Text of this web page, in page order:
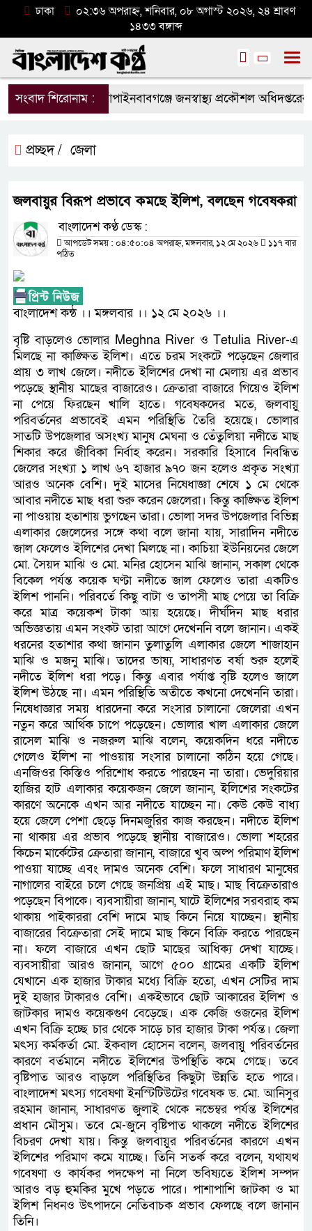
ঢাকা
০২:৩৬ অপরাহ্ন, শনিবার, ০৮ অগাস্ট ২০২৬, ২৪ শ্রাবণ
১৪৩৩ বঙ্গাব্দ
সংবাদ শিরোনাম :চাঁপাইনবাবগঞ্জে জনস্বাস্থ্য প্রকৌশল
প্রচ্ছদ / জেলা
জলবায়ুর বিরূপ প্রভাবে কমছে ইলিশ, বলছেন গবেষকরা
বাংলাদেশ কণ্ঠ ডেস্ক :
আপডেট সময় : ০৪:৫০:০৪ অপরাহ্ন, মঙ্গলবার, ১২ মে ২০২৬
১১৭ বার
পঠিত
বাংলাদেশ কন্ঠ ।। মঙ্গলবার ।। ১২ মে ২০২৬ ।।
বৃষ্টি বাড়লেও ভোলার Meghna River ও Tetulia River-এ
মিলছে না কাঙ্ক্ষিত ইলিশ। এতে চরম সংকটে পড়েছেন জেলার
প্রায় ৩ লাখ জেলে। নদীতে ইলিশের দেখা না মেলায় এর প্রভাব
পড়েছে স্থানীয় মাছের বাজারেও। ক্রেতারা বাজারে গিয়েও ইলিশ
না পেয়ে ফিরছেন খালি হাতে। গবেষকদের মতে, জলবায়ু
পরিবর্তনের প্রভাবেই এমন পরিস্থিতি তৈরি হয়েছে। ভোলার
সাতটি উপজেলার অসংখ্য মানুষ মেঘনা ও তেঁতুলিয়া নদীতে মাছ
শিকার করে জীবিকা নির্বাহ করেন। সরকারি হিসাবে নিবন্ধিত
জেলের সংখ্যা ১ লাখ ৬৭ হাজার ৯৭০ জন হলেও প্রকৃত সংখ্যা
আরও অনেক বেশি। দুই মাসের নিষেধাজ্ঞা শেষে ১ মে থেকে
আবার নদীতে মাছ ধরা শুরু করেন জেলেরা। কিন্তু কাঙ্ক্ষিত ইলিশ
না পাওয়ায় হতাশায় ভুগছেন তারা। ভোলা সদর উপজেলার বিভিন্ন
এলাকার জেলেদের সঙ্গে কথা বলে জানা যায়, সারাদিন নদীতে
জাল ফেলেও ইলিশের দেখা মিলছে না। কাচিয়া ইউনিয়নের জেলে
মো. সৈয়দ মাঝি ও মো. মনির হোসেন মাঝি জানান, সকাল থেকে
বিকেল পর্যন্ত কয়েক ঘণ্টা নদীতে জাল ফেলেও তারা একটিও
ইলিশ পাননি। পরিবর্তে কিছু বাটা ও তাপসী মাছ পেয়ে তা বিক্রি
করে মাত্র কয়েকশ টাকা আয় হয়েছে। দীর্ঘদিন মাছ ধরার
অভিজ্ঞতায় এমন সংকট তারা আগে দেখেননি বলে জানান। একই
ধরনের হতাশার কথা জানান তুলাতুলি এলাকার জেলে শাজাহান
মাঝি ও মজনু মাঝি। তাদের ভাষ্য, সাধারণত বর্ষা শুরু হলেই
নদীতে ইলিশ ধরা পড়ে। কিন্তু এবার পর্যাপ্ত বৃষ্টি হলেও জালে
ইলিশ উঠছে না। এমন পরিস্থিতি অতীতে কখনো দেখেননি তারা।
নিষেধাজ্ঞার সময় ধারদেনা করে সংসার চালানো জেলেরা এখন
নতুন করে আর্থিক চাপে পড়েছেন। ভোলার খাল এলাকার জেলে
রাসেল মাঝি ও নজরুল মাঝি বলেন, কয়েকদিন ধরে নদীতে
গেলেও ইলিশ না পাওয়ায় সংসার চালানো কঠিন হয়ে গেছে।
এনজিওর কিস্তিও পরিশোধ করতে পারছেন না তারা। ভেদুরিয়ার
হাজির হাট এলাকার কয়েকজন জেলে জানান, ইলিশের সংকটের
কারণে অনেকে এখন আর নদীতে যাচ্ছেন না। কেউ কেউ বাধ্য
হয়ে জেলে পেশা ছেড়ে দিনমজুরির কাজ করছেন। নদীতে ইলিশ
না থাকায় এর প্রভাব পড়েছে স্থানীয় বাজারেও। ভোলা শহরের
কিচেন মার্কেটের ক্রেতারা জানান, বাজারে খুব অল্প পরিমাণ ইলিশ
পাওয়া যাচ্ছে এবং দামও অনেক বেশি। ফলে সাধারণ মানুষের
নাগালের বাইরে চলে গেছে জনপ্রিয় এই মাছ। মাছ বিক্রেতারাও
পড়েছেন বিপাকে। ব্যবসায়ীরা জানান, ঘাটে ইলিশের সরবরাহ কম
থাকায় পাইকাররা বেশি দামে মাছ কিনে নিয়ে যাচ্ছেন। স্থানীয়
বাজারের বিক্রেতারা সেই দামে মাছ কিনে বিক্রি করতে পারছেন
না। ফলে বাজারে এখন ছোট মাছের আধিক্য দেখা যাচ্ছে।
ব্যবসায়ীরা আরও জানান, আগে ৫০০ গ্রামের একটি ইলিশ
যেখানে এক হাজার টাকার মধ্যে বিক্রি হতো, এখন সেটির দাম
দুই হাজার টাকারও বেশি। একইভাবে ছোট আকারের ইলিশ ও
জাটকার দামও কয়েকগুণ বেড়েছে। এক কেজি ওজনের ইলিশ
এখন বিক্রি হচ্ছে চার থেকে সাড়ে চার হাজার টাকা পর্যন্ত। জেলা
মৎস্য কর্মকর্তা মো. ইকবাল হোসেন বলেন, জলবায়ু পরিবর্তনের
কারণে বর্তমানে নদীতে ইলিশের উপস্থিতি কমে গেছে। তবে
বৃষ্টিপাত আরও বাড়লে পরিস্থিতির কিছুটা উন্নতি হতে পারে।
বাংলাদেশ মৎস্য গবেষণা ইনস্টিটিউটের গবেষক ড. মো. আনিসুর
রহমান জানান, সাধারণত জুলাই থেকে নভেম্বর পর্যন্ত ইলিশের
প্রধান মৌসুম। তবে মে-জুনে বৃষ্টিপাত থাকলে নদীতে ইলিশের
বিচরণ দেখা যায়। কিন্তু জলবায়ুর পরিবর্তনের কারণে এখন
ইলিশের পরিমাণ কমে যাচ্ছে। তিনি সতর্ক করে বলেন, যথাযথ
গবেষণা ও কার্যকর পদক্ষেপ না নিলে ভবিষ্যতে ইলিশ সম্পদ
আরও বড় হুমকির মুখে পড়তে পারে। পাশাপাশি জাটকা ও মা
ইলিশ নিধনও উৎপাদনে নেতিবাচক প্রভাব ফেলছে বলে জানান
তিনি।